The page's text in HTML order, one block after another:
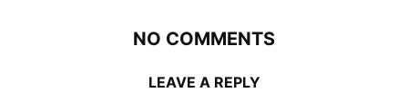
NO COMMENTS
LEAVE A REPLY